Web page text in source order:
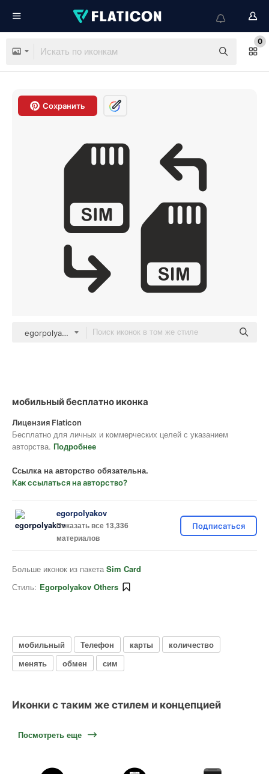
0
Сохранить
egorpolyakov Others
мобильный бесплатно иконка
Лицензия Flaticon
Бесплатно для личных и коммерческих целей с указанием
авторства. Подробнее
Ссылка на авторство обязательна.
Как ссылаться на авторство?
egorpolyakov
Показать все 13,336
материалов
Подписаться
Больше иконок из пакета Sim Card
Стиль: Egorpolyakov Others
мобильный Телефон карты
количество
менять
обмен сим
Иконки с таким же стилем и концепцией
Посмотреть еще